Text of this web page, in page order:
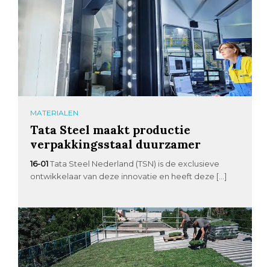
MATERIALEN
Tata Steel maakt productie
verpakkingsstaal duurzamer
16-01 Tata Steel Nederland (TSN) is de exclusieve
ontwikkelaar van deze innovatie en heeft deze […]